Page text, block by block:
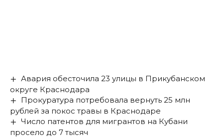
Авария обесточила 23 улицы в Прикубанском
округе Краснодара
Прокуратура потребовала вернуть 25 млн
рублей за покос травы в Краснодаре
Число патентов для мигрантов на Кубани
просело до 7 тысяч